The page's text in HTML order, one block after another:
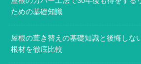
ための基礎知識
屋根の葺き替えの基礎知識と後悔しな
根材を徹底比較